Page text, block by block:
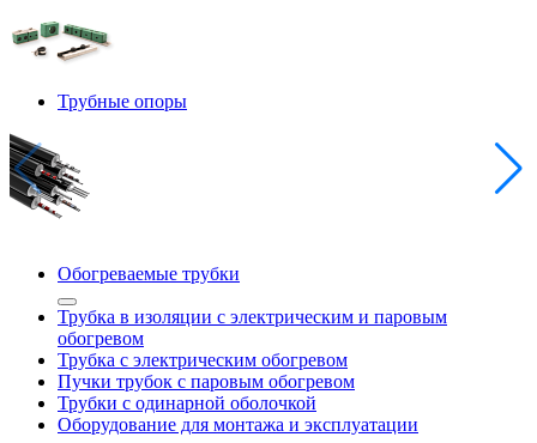
Трубные опоры
Обогреваемые трубки
Трубка в изоляции с электрическим и паровым
обогревом
Трубка с электрическим обогревом
Пучки трубок с паровым обогревом
Трубки с одинарной оболочкой
Оборудование для монтажа и эксплуатации